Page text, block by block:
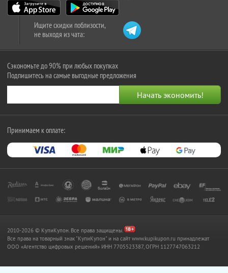
Ищите скидки поблизости,
не выходя из чата:
Сэкономьте до 90% при любых покупках
Подпишитесь на самые выгодные предложения
Принимаем к оплате:
2010-2026 © КупиКупон. Все права защищены.
Все права на товарный знак "КупиКупон" и на сайт www.kupikupon.ru принадлежат
OOO «Агентство цифровых решений» ИНН 7705523387, ОГРН 1127747063212